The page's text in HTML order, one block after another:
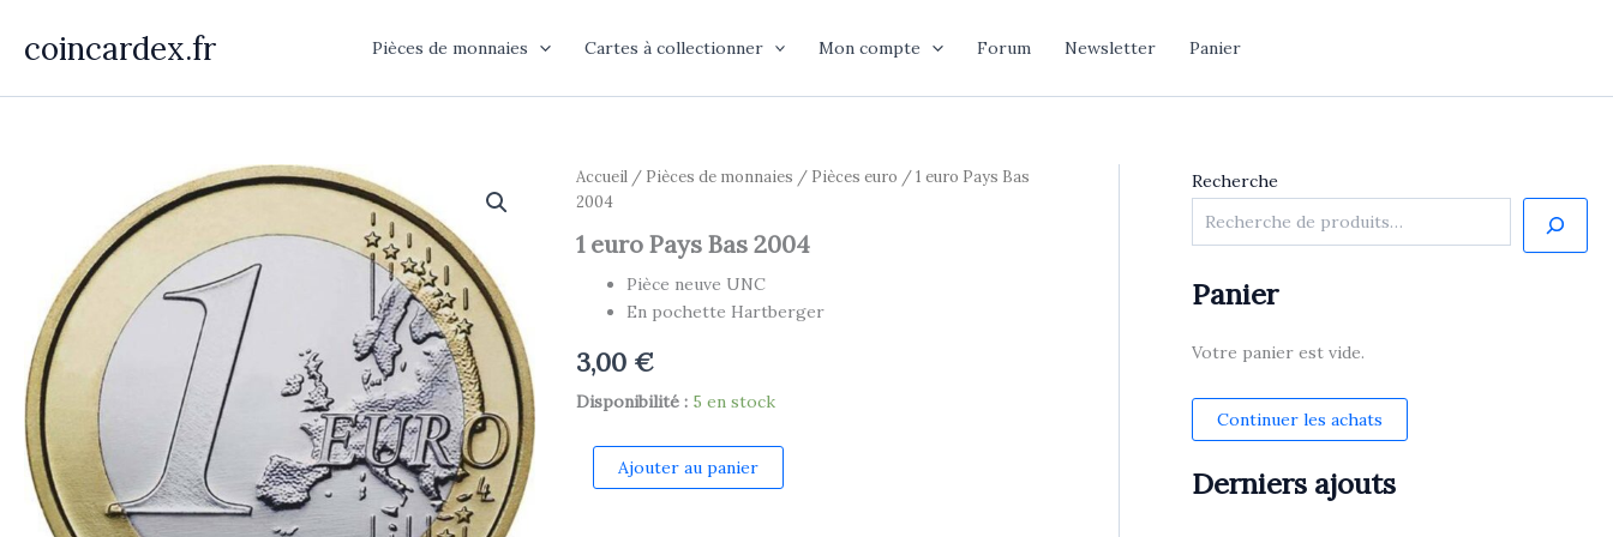
contenu
coincardex.fr Pièces de monnaies Cartes à collectionner Mon compte Forum Newsletter Panier
Accueil/ Pièces de monnaies / Pièces euro / 1 euro Pays Bas
2004
1 euro Pays Bas 2004
Pièce neuve UNC
En pochette Hartberger
3,00 €
Disponibilité : 5 en stock
quantitéAjouter au panier
Recherche
Panier
Votre panier est vide.
Continuer les achats
Derniers ajouts